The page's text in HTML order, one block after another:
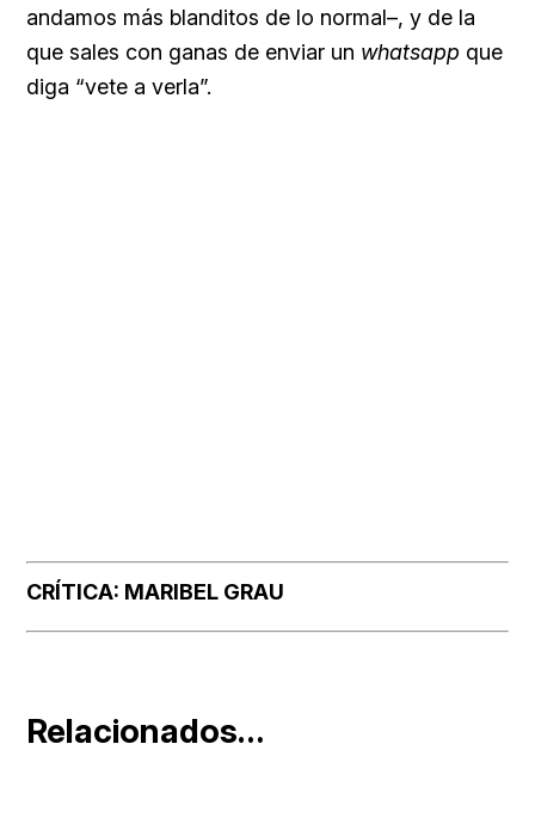
andamos más blanditos de lo normal–, y de la
que sales con ganas de enviar un whatsapp que
diga “vete a verla”.
CRÍTICA: MARIBEL GRAU
Relacionados…